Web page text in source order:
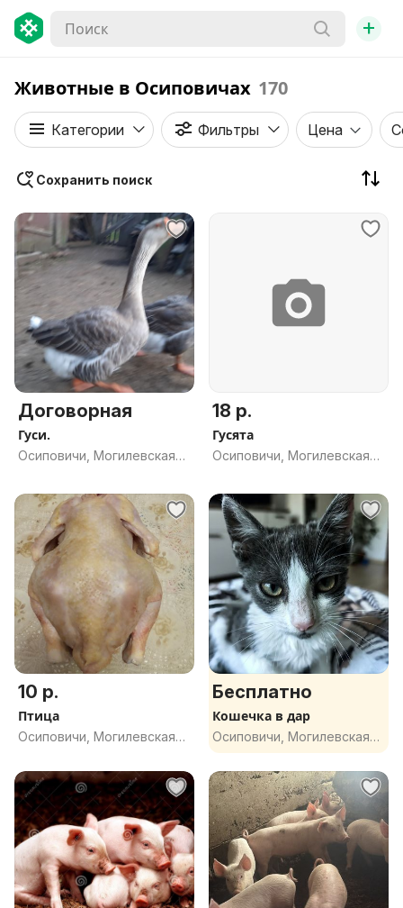
+
Животные в Осиповичах 170
Категории Фильтры Цена
Сохранить поиск
Договорная
Гуси.
Осиповичи, Могилевская
18 р.
Гусята
Осиповичи, Могилевская
10 р.
Птица
Осиповичи, Могилевская
Бесплатно
Кошечка в дар
Осиповичи, Могилевская
обл.